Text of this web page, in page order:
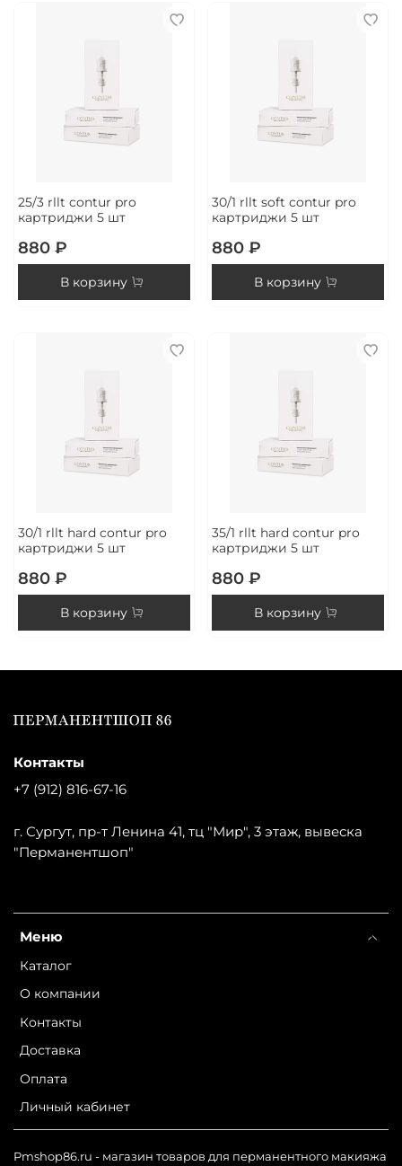
25/3 rllt contur pro
картриджи 5 шт
880 ₽
В корзину
30/1 rllt soft contur pro
картриджи 5 шт
880 ₽
В корзину
30/1 rllt hard contur pro
картриджи 5 шт
880 ₽
В корзину
35/1 rllt hard contur pro
картриджи 5 шт
880 ₽
В корзину
Меню
Каталог
О компании
Контакты
Доставка
Оплата
Личный кабинет
Контакты
+7 (912) 816-67-16
г. Сургут, пр-т Ленина 41, тц "Мир", 3 этаж, вывеска
"Перманентшоп"
Pmshop86.ru - магазин товаров для перманентного макияжа